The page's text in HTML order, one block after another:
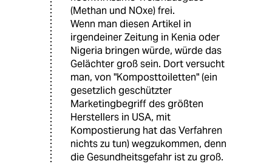
(Methan und NOxe) frei.
Wenn man diesen Artikel in
irgendeiner Zeitung in Kenia oder
Nigeria bringen würde, würde das
Gelächter groß sein. Dort versucht
man, von "Komposttoiletten" (ein
gesetzlich geschützter
Marketingbegriff des größten
Herstellers in USA, mit
Kompostierung hat das Verfahren
nichts zu tun) wegzukommen, denn
die Gesundheitsgefahr ist zu groß.